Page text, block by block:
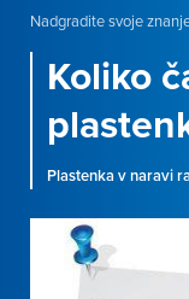
Nadgradite svoje
Koliko
Plastenka v naravi